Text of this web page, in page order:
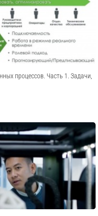
процессов. Часть 1. Задачи,